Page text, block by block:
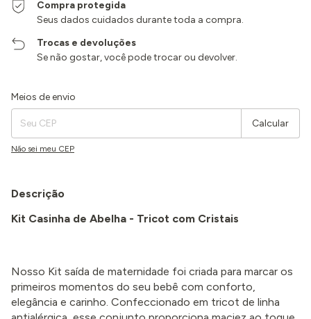
Compra protegida
Seus dados cuidados durante toda a compra.
Trocas e devoluções
Se não gostar, você pode trocar ou devolver.
Entregas para o CEP:
Meios de envio
Calcular
Não sei meu CEP
Descrição
Kit Casinha de Abelha - Tricot com Cristais
Nosso Kit saída de maternidade foi criada para marcar os
primeiros momentos do seu bebê com conforto,
elegância e carinho. Confeccionado em tricot de linha